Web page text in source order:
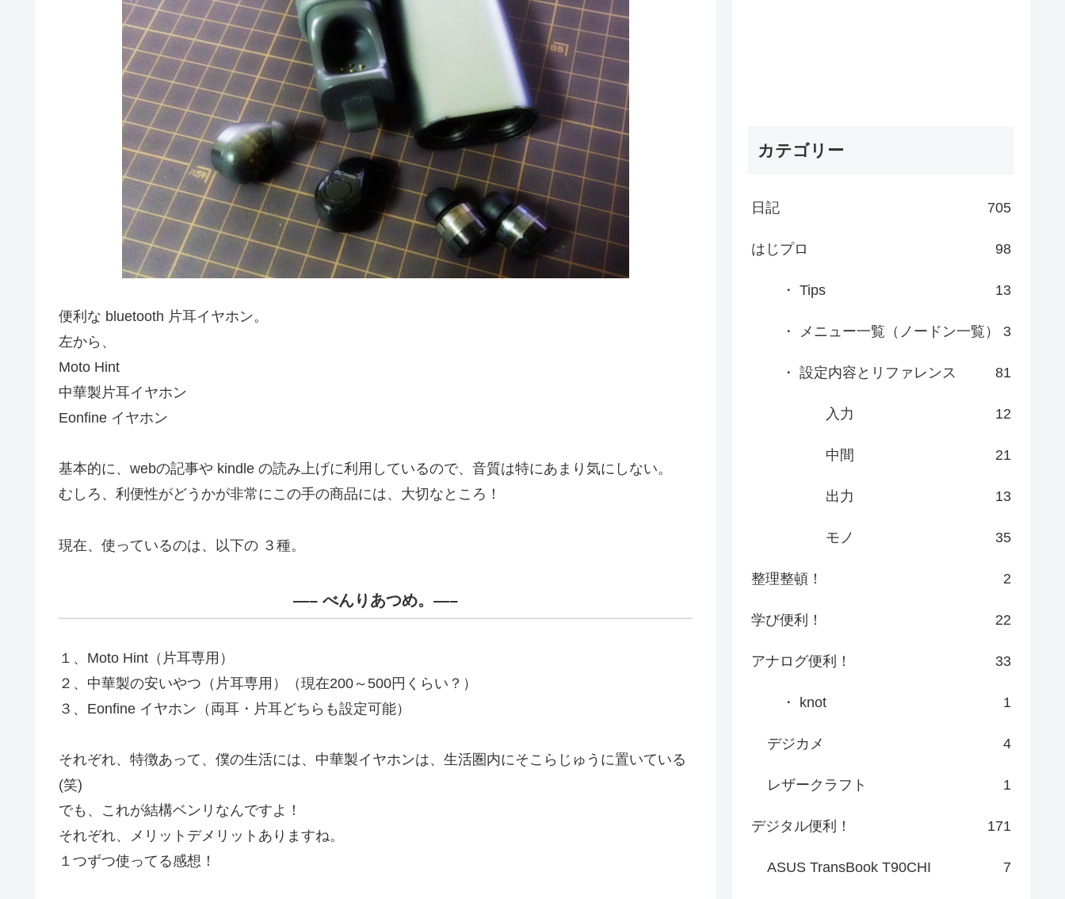
便利な bluetooth 片耳イヤホン。
左から、
Moto Hint
中華製片耳イヤホン
Eonfine イヤホン
基本的に、webの記事や kindle の読み上げに利用しているので、音質は特にあまり気にしない。
むしろ、利便性がどうかが非常にこの手の商品には、大切なところ！
現在、使っているのは、以下の ３種。
—– べんりあつめ。—–
１、Moto Hint（片耳専用）
２、中華製の安いやつ（片耳専用）（現在200～500円くらい？）
３、Eonfine イヤホン（両耳・片耳どちらも設定可能）
それぞれ、特徴あって、僕の生活には、中華製イヤホンは、生活圏内にそこらじゅうに置いている
(笑)
でも、これが結構ベンリなんですよ！
それぞれ、メリットデメリットありますね。
１つずつ使ってる感想！
カテゴリー
日記 705
はじプロ 98
・ Tips 13
・ メニュー一覧（ノードン一覧） 3
・ 設定内容とリファレンス 81
入力 12
中間 21
出力 13
モノ 35
整理整頓！ 2
学び便利！ 22
アナログ便利！ 33
・ knot 1
デジカメ 4
レザークラフト 1
デジタル便利！ 171
ASUS TransBook T90CHI 7